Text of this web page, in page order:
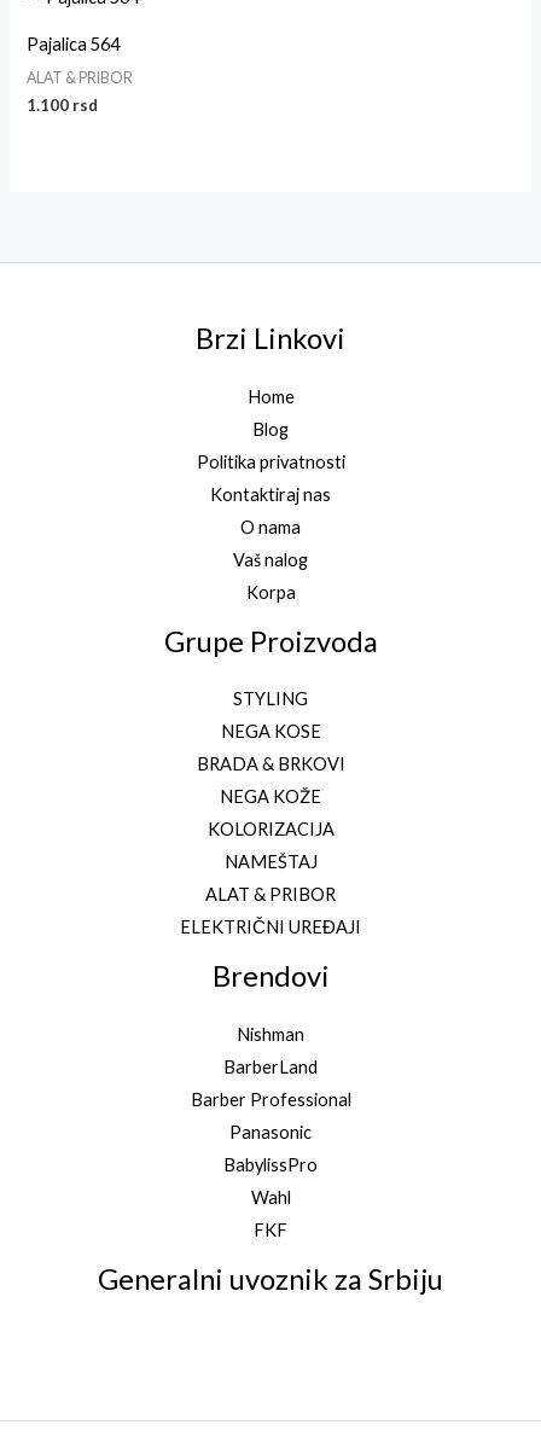
Pajalica 564
ALAT & PRIBOR
1.100 rsd
Brzi Linkovi
Home
Blog
Politika privatnosti
Kontaktiraj nas
O nama
Vaš nalog
Korpa
Grupe Proizvoda
STYLING
NEGA KOSE
BRADA & BRKOVI
NEGA KOŽE
KOLORIZACIJA
NAMEŠTAJ
ALAT & PRIBOR
ELEKTRIČNI UREĐAJI
Brendovi
Nishman
BarberLand
Barber Professional
Panasonic
BabylissPro
Wahl
FKF
Generalni uvoznik za Srbiju